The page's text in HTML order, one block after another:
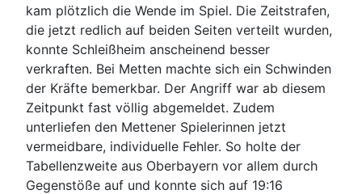
kam plötzlich die Wende im Spiel. Die Zeitstrafen,
die jetzt redlich auf beiden Seiten verteilt wurden,
konnte Schleißheim anscheinend besser
verkraften. Bei Metten machte sich ein Schwinden
der Kräfte bemerkbar. Der Angriff war ab diesem
Zeitpunkt fast völlig abgemeldet. Zudem
unterliefen den Mettener Spielerinnen jetzt
vermeidbare, individuelle Fehler. So holte der
Tabellenzweite aus Oberbayern vor allem durch
Gegenstöße auf und konnte sich auf 19:16